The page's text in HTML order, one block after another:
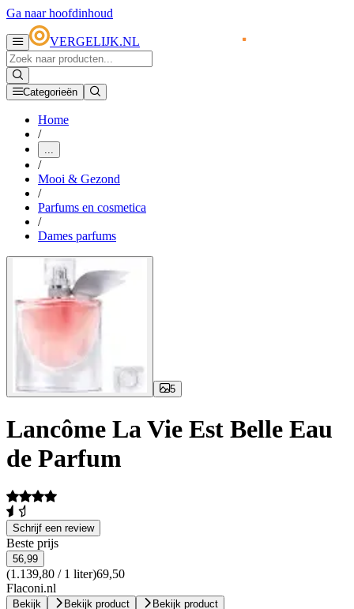
Ga naar hoofdinhoud
VERGELIJK.NL
Categorieën
Home
/
...
/
Mooi & Gezond
/
Parfums en cosmetica
/
Dames parfums
5
Lancôme La Vie Est Belle Eau
de Parfum
Schrijf een review
Beste prijs
56,99
(1.139,80 / 1 liter)69,50
Flaconi.nl
Bekijk Bekijk product Bekijk product